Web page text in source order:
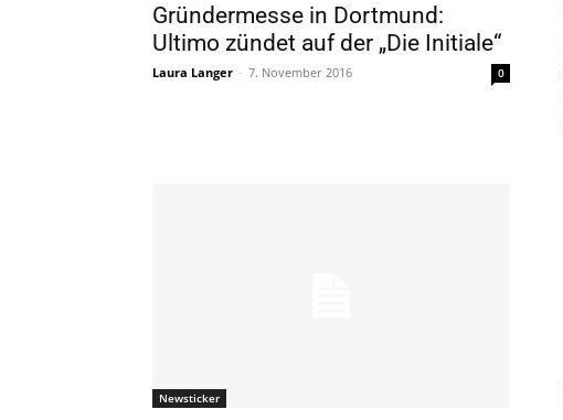
Gründermesse in Dortmund:
Ultimo zündet auf der „Die Initiale“
Laura Langer - 7. November 2016 0
Newsticker